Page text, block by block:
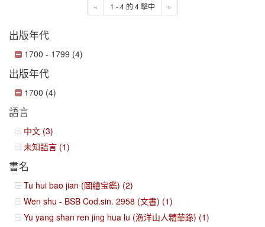
« 1 - 4 的 4 擊中 »
出版年代
1700 - 1799 (4)
出版年代
1700 (4)
語言
中文 (3)
未知語言 (1)
書名
Tu hui bao jian (圖繪宝鑑) (2)
Wen shu - BSB Cod.sin. 2958 (文書) (1)
Yu yang shan ren jing hua lu (漁洋山人精華錄) (1)